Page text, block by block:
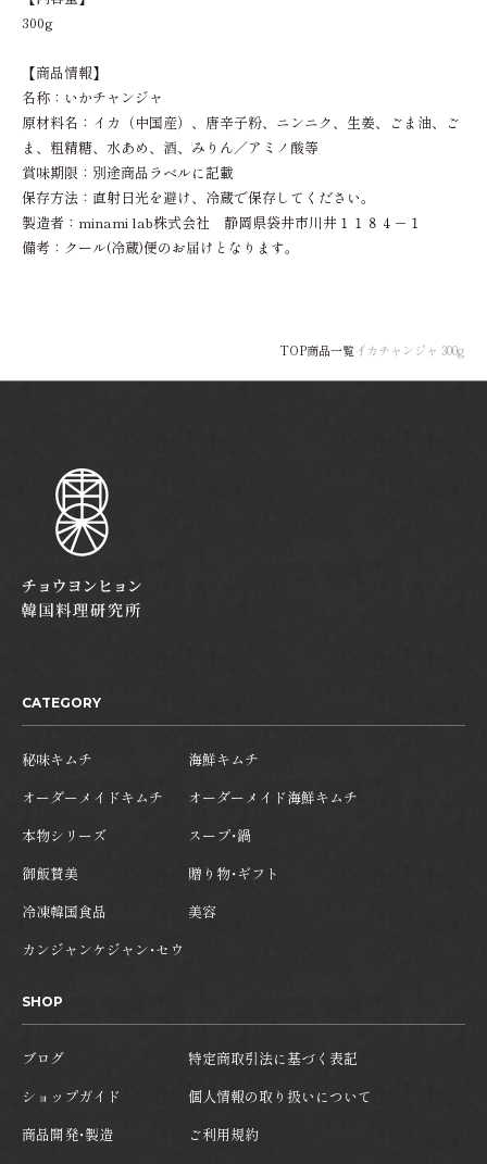
300g
【商品情報】
名称：いかチャンジャ
原材料名：イカ（中国産）、唐辛子粉、ニンニク、生姜、ごま油、ご
ま、粗精糖、水あめ、酒、みりん／アミノ酸等
賞味期限：別途商品ラベルに記載
保存方法：直射日光を避け、冷蔵で保存してください。
製造者：minami lab株式会社 静岡県袋井市川井１１８４－１
備考：クール(冷蔵)便のお届けとなります。
TOP商品一覧 イカチャンジャ 300g
CATEGORY
秘味キムチ
オーダーメイドキムチ
本物シリーズ
御飯賛美
冷凍韓国食品
カンジャンケジャン・セウ
海鮮キムチ
オーダーメイド海鮮キムチ
スープ・鍋
贈り物・ギフト
美容
SHOP
ブログ
ショップガイド
商品開発・製造
特定商取引法に基づく表記
個人情報の取り扱いについて
ご利用規約